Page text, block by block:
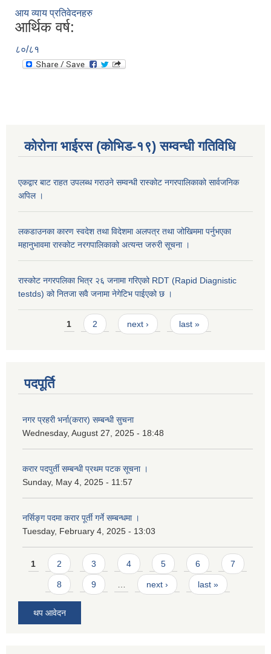
आय व्याय प्रतिवेदनहरु
आर्थिक वर्ष:
८०/८१
कोरोना भाईरस (कोभिड-१९) सम्वन्धी गतिविधि
एकद्वार बाट राहत उपलब्ध गराउने सम्वन्धी रास्कोट नगरपालिकाको सार्वजनिक
अपिल ।
लकडाउनका कारण स्वदेश तथा विदेशमा अलपत्र तथा जोखिममा पर्नुभएका
महानुभावमा रास्कोट नरगपालिकाको अत्यन्त जरुरी सूचना ।
रास्कोट नगरपलिका भित्र २६ जनामा गरिएको RDT (Rapid Diagnistic
testds) को नितजा सवै जनामा नेगेटिभ पाईएको छ ।
Pages1 2 next › last »
पदपूर्ति
नगर प्रहरी भर्ना(करार) सम्बन्धी सुचना
Wednesday, August 27, 2025 - 18:48
करार पदपुर्ती सम्बन्धी प्रथम पटक सूचना ।
Sunday, May 4, 2025 - 11:57
नर्सिङ्ग पदमा करार पूर्ती गर्ने सम्बन्धमा ।
Tuesday, February 4, 2025 - 13:03
Pages
1 2 3 4 5 6 7
8 9 … next › last »
थप आवेदन